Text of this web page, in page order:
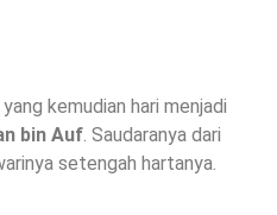
kemudian hari menjadi
bin Auf. Saudaranya dari
setengah hartanya.